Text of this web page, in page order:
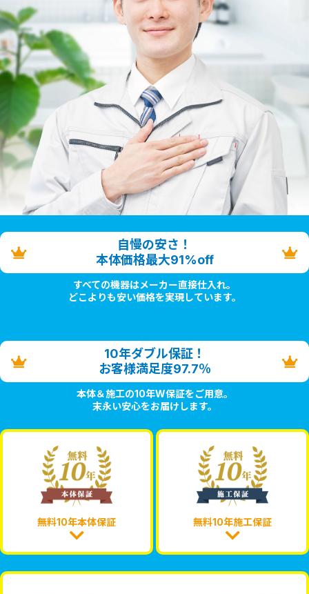
自慢の安さ！
本体価格最大91%off
すべての機器はメーカー直接仕入れ。
どこよりも安い価格を実現しています。
10年ダブル保証！
お客様満足度97.7％
本体＆施工の10年W保証をご用意。
末永い安心をお届けします。
無料10年本体保証 無料10年施工保証